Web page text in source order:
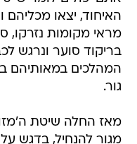
האיחוד, יצאו מכליהם
מראי מקומות נזרקו,
בריקוד סוער ונרגש
המהלכים במאותיהם
גור.
מאז החלה שיטת
מגור להנחיל, בדגש